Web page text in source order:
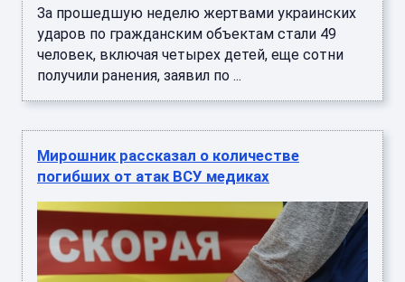
За прошедшую неделю жертвами украинских
ударов по гражданским объектам стали 49
человек, включая четырех детей, еще сотни
получили ранения, заявил по ...
Мирошник рассказал о количестве
погибших от атак ВСУ медиках